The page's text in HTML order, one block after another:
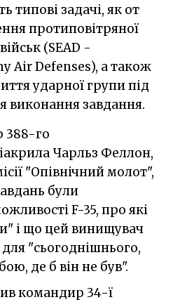
типові задачі, як от
протиповітряної
(SEAD -
Air Defenses), а також
ударної групи під
виконання завдання.
388-го
Чарльз Феллон,
"Опівнічний молот",
були
F-35, про які
і що цей винищувач
"сьогоднішнього,
де б він не був".
командир 34-ї